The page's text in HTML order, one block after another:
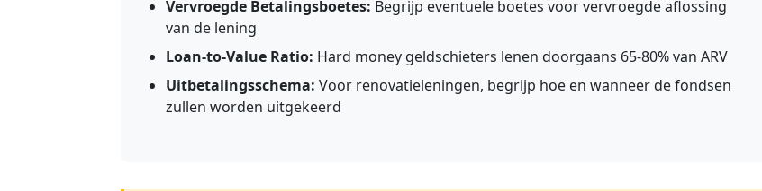
Vervroegde Betalingsboetes: Begrijp eventuele boetes voor vervroegde aflossing
van de lening
Loan-to-Value Ratio: Hard money geldschieters lenen doorgaans 65-80% van ARV
Uitbetalingsschema: Voor renovatieleningen, begrijp hoe en wanneer de fondsen
zullen worden uitgekeerd